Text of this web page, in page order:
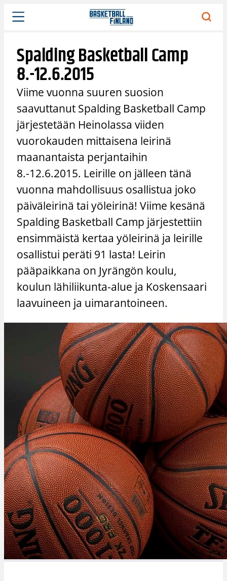
Siirry
sisältöön
Spalding Basketball Camp
8.-12.6.2015
Viime vuonna suuren suosion
saavuttanut Spalding Basketball Camp
järjestetään Heinolassa viiden
vuorokauden mittaisena leirinä
maanantaista perjantaihin
8.-12.6.2015. Leirille on jälleen tänä
vuonna mahdollisuus osallistua joko
päiväleirinä tai yöleirinä! Viime kesänä
Spalding Basketball Camp järjestettiin
ensimmäistä kertaa yöleirinä ja leirille
osallistui peräti 91 lasta! Leirin
pääpaikkana on Jyrängön koulu,
koulun lähiliikunta-alue ja Koskensaari
laavuineen ja uimarantoineen.